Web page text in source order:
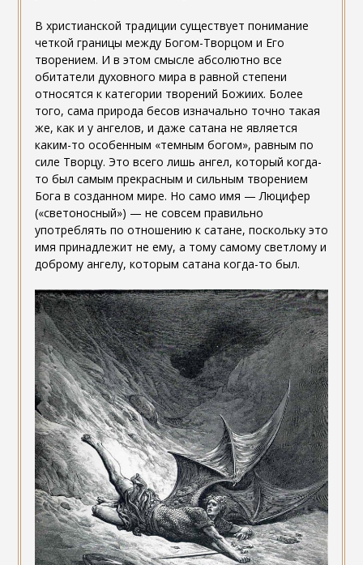
В христианской традиции существует понимание
четкой границы между Богом-Творцом и Его
творением. И в этом смысле абсолютно все
обитатели духовного мира в равной степени
относятся к категории творений Божиих. Более
того, сама природа бесов изначально точно такая
же, как и у ангелов, и даже сатана не является
каким-то особенным «темным богом», равным по
силе Творцу. Это всего лишь ангел, который когда-
то был самым прекрасным и сильным творением
Бога в созданном мире. Но само имя — Люцифер
(«светоносный») — не совсем правильно
употреблять по отношению к сатане, поскольку это
имя принадлежит не ему, а тому самому светлому и
доброму ангелу, которым сатана когда-то был.